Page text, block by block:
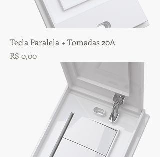
Tecla Paralela + Tomadas 20A
Preço
R$ 0,00